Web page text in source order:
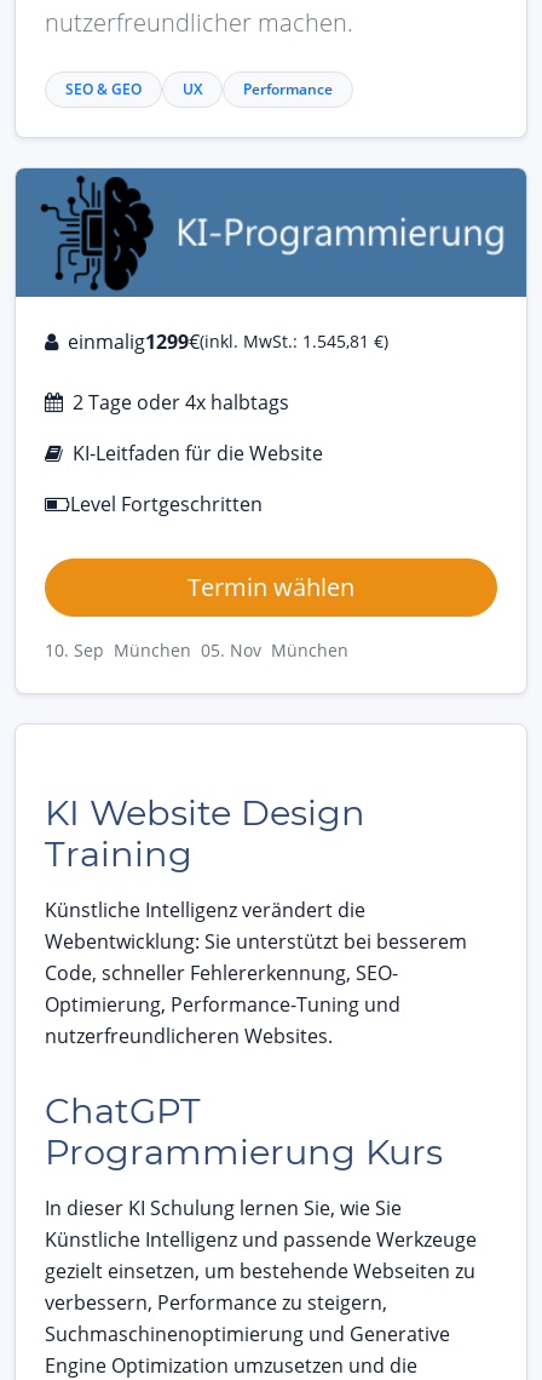
nutzerfreundlicher machen.
SEO & GEO UX Performance
einmalig1299€(inkl. MwSt.: 1.545,81 €)
2 Tage oder 4x halbtags
KI-Leitfaden für die Website
Level Fortgeschritten
Termin wählen
10. Sep München 05. Nov München
KI Website Design
Training
Künstliche Intelligenz verändert die
Webentwicklung: Sie unterstützt bei besserem
Code, schneller Fehlererkennung, SEO-
Optimierung, Performance-Tuning und
nutzerfreundlicheren Websites.
ChatGPT
Programmierung Kurs
In dieser KI Schulung lernen Sie, wie Sie
Künstliche Intelligenz und passende Werkzeuge
gezielt einsetzen, um bestehende Webseiten zu
verbessern, Performance zu steigern,
Suchmaschinenoptimierung und Generative
Engine Optimization umzusetzen und die